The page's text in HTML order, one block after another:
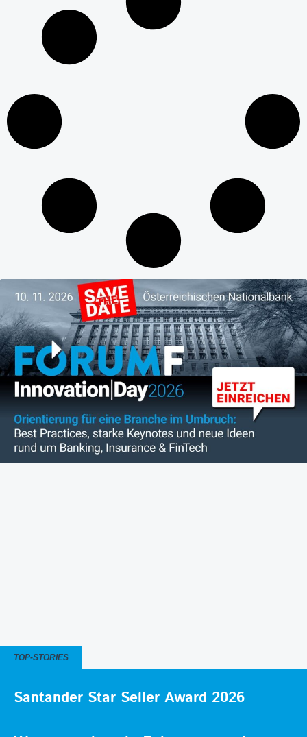
TOP-STORIES
Santander Star Seller Award 2026